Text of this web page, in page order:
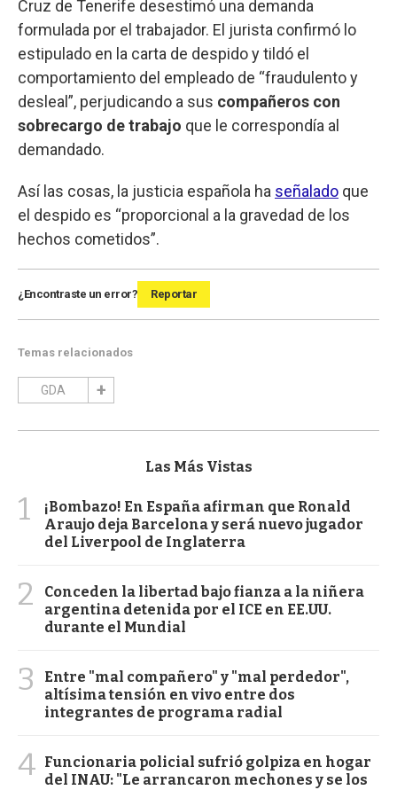
Cruz de Tenerife desestimó una demanda
formulada por el trabajador. El jurista confirmó lo
estipulado en la carta de despido y tildó el
comportamiento del empleado de “fraudulento y
desleal”, perjudicando a sus compañeros con
sobrecargo de trabajo que le correspondía al
demandado.
Así las cosas, la justicia española ha señalado que
el despido es “proporcional a la gravedad de los
hechos cometidos”.
¿Encontraste un error? Reportar
Temas relacionados
GDA
Las Más Vistas
1
¡Bombazo! En España afirman que Ronald
Araujo deja Barcelona y será nuevo jugador
del Liverpool de Inglaterra
2
Conceden la libertad bajo fianza a la niñera
argentina detenida por el ICE en EE.UU.
durante el Mundial
3
Entre "mal compañero" y "mal perdedor",
altísima tensión en vivo entre dos
integrantes de programa radial
4 Funcionaria policial sufrió golpiza en hogar
del INAU: "Le arrancaron mechones y se los